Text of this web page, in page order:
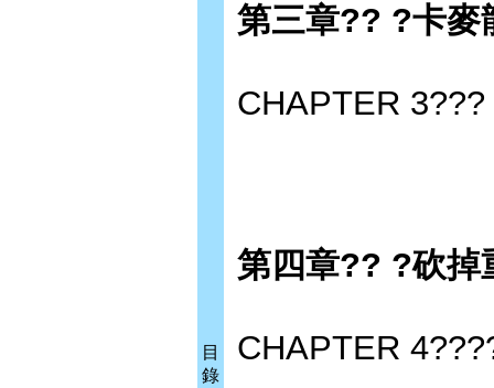
目
錄
第三章?? ?卡麥
CHAPTER
第四章?? ?砍掉
CHAPTER